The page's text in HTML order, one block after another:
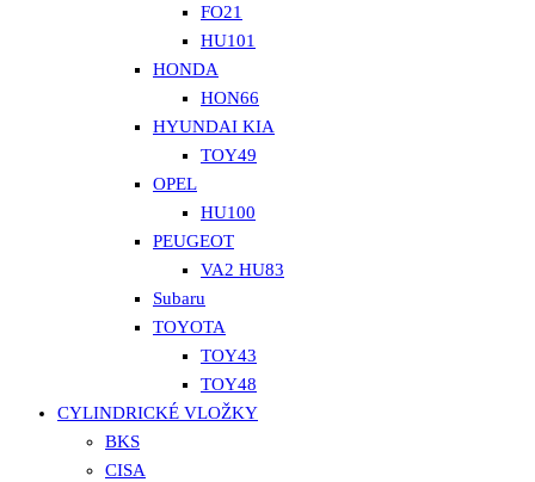
FO21
HU101
HONDA
HON66
HYUNDAI KIA
TOY49
OPEL
HU100
PEUGEOT
VA2 HU83
Subaru
TOYOTA
TOY43
TOY48
CYLINDRICKÉ VLOŽKY
BKS
CISA